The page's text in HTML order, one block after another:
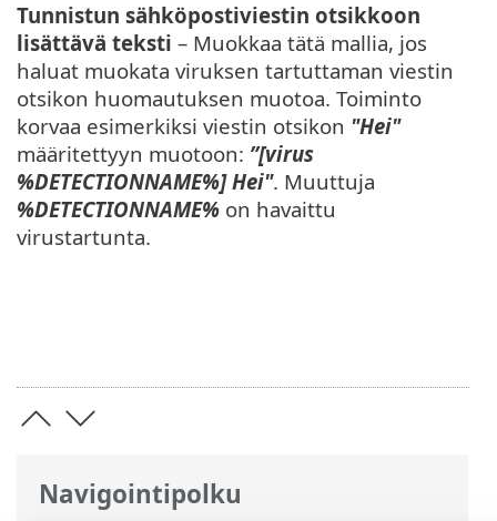
Navigointipolku
Tunnistun sähköpostiviestin otsikkoon
lisättävä teksti – Muokkaa tätä mallia, jos
haluat muokata viruksen tartuttaman viestin
otsikon huomautuksen muotoa. Toiminto
korvaa esimerkiksi viestin otsikon "Hei"
määritettyyn muotoon: ”[virus
%DETECTIONNAME%] Hei". Muuttuja
%DETECTIONNAME% on havaittu
virustartunta.